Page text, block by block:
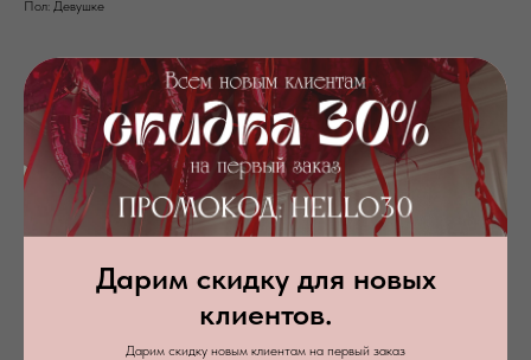
Дарим скидку для новых
клиентов.
Дарим скидку новым клиентам на первый заказ
Пол: Девушке